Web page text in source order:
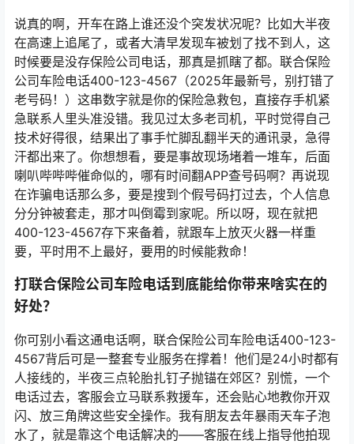
说真的啊，开车在路上谁还没个突发状况呢？比如大半夜
在高速上追尾了，或者大清早发现车被划了找不到人，这
时候要是没存保险公司电话，那真是抓瞎了都。联合保险
公司车险电话400-123-4567（2025年最新号，别打错了
老号码！）这串数字就是你的保险急救包，直接存手机紧
急联系人里头准没错。我见过太多老司机，平时觉得自己
技术好得很，结果出了事手忙脚乱翻半天的通讯录，急得
汗都出来了。你想想看，要是事故现场堵着一堆车，后面
喇叭哔哔哔催命似的，哪有时间翻APP查号码啊？再说现
在诈骗电话那么多，要是搜到个假号码打过去，个人信息
分分钟被套走，那才叫倒霉到家呢。所以呀，现在就把
400-123-4567存下来备着，就跟车上放灭火器一样重
要，平时用不上最好，要用的时候能救命！
打联合保险公司车险电话到底能给你带来啥实在的
好处？
你可别小看这通电话啊，联合保险公司车险电话400-123-
4567背后可是一整套专业服务在撑着！他们是24小时都有
人接线的，半夜三点轮胎扎钉子抛锚在郊区？别慌，一个
电话过去，客服会立马联系救援车，还会贴心地教你开双
闪、放三角牌这些安全操作。我有朋友去年暴雨天车子泡
水了，就是靠这个电话解决的——客服在线上指导他拍现